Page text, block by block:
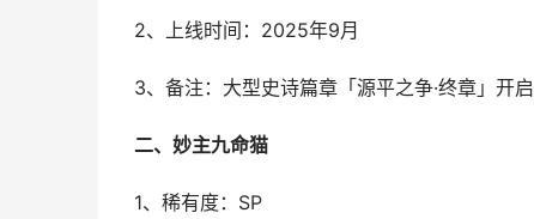
2、上线时间：2025年9月
3、备注：大型史诗篇章「源平之争·终章」开启
二、妙主九命猫
1、稀有度：SP